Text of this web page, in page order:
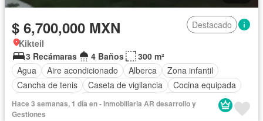
$ 6,700,000 MXN
Destacado
Kikteil
3 Recámaras
4 Baños
300 m²
Agua
Aire acondicionado Alberca
Zona infantil
Cancha de tenis
Caseta de vigilancia
Cocina equipada
Cocina integral
Cuarto de Limpieza
Cuarto de servicio
Estacionamiento
Hace 3 semanas, 1 día en - Inmobiliaria AR desarrollo y
Gestiones